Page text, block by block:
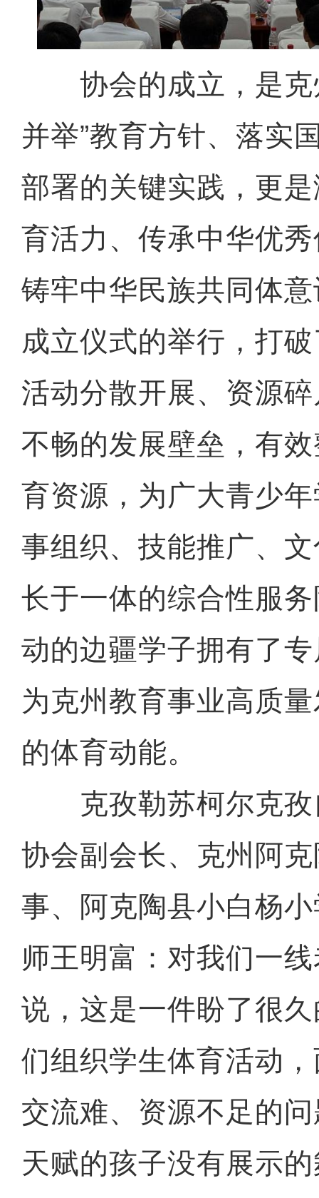
协会的成立，是克
并举”教育方针、落实
部署的关键实践，更
育活力、传承中华优
铸牢中华民族共同体
成立仪式的举行，打
活动分散开展、资源
不畅的发展壁垒，有
育资源，为广大青少
事组织、技能推广、
长于一体的综合性服
动的边疆学子拥有了专
为克州教育事业高质
的体育动能。
克孜勒苏柯尔克孜
协会副会长、克州阿
事、阿克陶县小白杨
师王明富：对我们一
说，这是一件盼了很
们组织学生体育活动
交流难、资源不足的
天赋的孩子没有展示